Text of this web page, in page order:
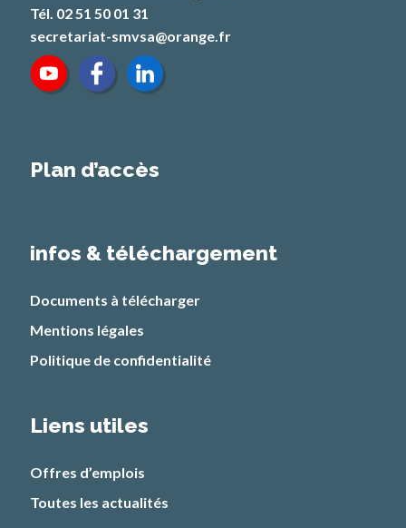
Tél. 02 51 50 01 31
secretariat-smvsa@orange.fr
Plan d’accès
infos & téléchargement
Documents à télécharger
Mentions légales
Politique de confidentialité
Liens utiles
Offres d’emplois
Toutes les actualités